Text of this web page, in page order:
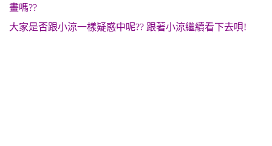
畫嗎??
大家是否跟小涼一樣疑惑中呢?? 跟著小涼繼續看下去唄!